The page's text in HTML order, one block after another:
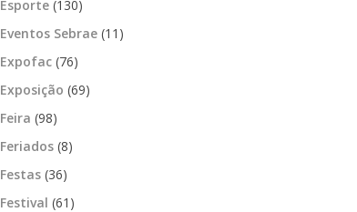
Esporte (130)
Eventos Sebrae (11)
Expofac (76)
Exposição (69)
Feira (98)
Feriados (8)
Festas (36)
Festival (61)